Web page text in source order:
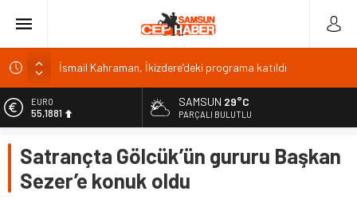
İsmail Kahraman, İkizdere’deki programa katıldı
Malatya Havalimanı Eylülde Açılıyor, Kuzey Çevre Yolu
Akülü aracındayken otomobilin çarptığı emekli astsubay
Antalya’da nem yüzde 80, hissedilen sıcaklık 40 derece
Isparta’da bisiklet kupası heyecanı 371 sporcuyla sürüyor
EURO
55,1881
6.660,55
BİST
13.779,39
SAMSUN 29°C
PARÇALI BULUTLU
Satrançta Gölcük’ün gururu Başkan
Sezer’e konuk oldu